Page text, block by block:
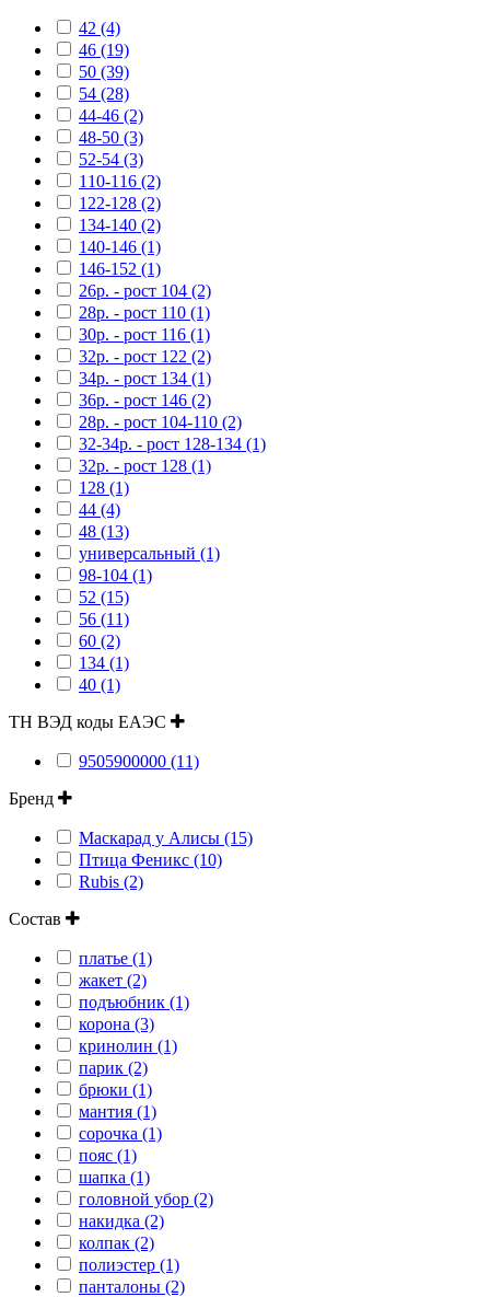
42 (4)
46 (19)
50 (39)
54 (28)
44-46 (2)
48-50 (3)
52-54 (3)
110-116 (2)
122-128 (2)
134-140 (2)
140-146 (1)
146-152 (1)
26р. - рост 104 (2)
28р. - рост 110 (1)
30р. - рост 116 (1)
32р. - рост 122 (2)
34р. - рост 134 (1)
36р. - рост 146 (2)
28р. - рост 104-110 (2)
32-34р. - рост 128-134 (1)
32р. - рост 128 (1)
128 (1)
44 (4)
48 (13)
универсальный (1)
98-104 (1)
52 (15)
56 (11)
60 (2)
134 (1)
40 (1)
ТН ВЭД коды ЕАЭС
9505900000 (11)
Бренд
Маскарад у Алисы (15)
Птица Феникс (10)
Rubis (2)
Состав
платье (1)
жакет (2)
подъюбник (1)
корона (3)
кринолин (1)
парик (2)
брюки (1)
мантия (1)
сорочка (1)
пояс (1)
шапка (1)
головной убор (2)
накидка (2)
колпак (2)
полиэстер (1)
панталоны (2)